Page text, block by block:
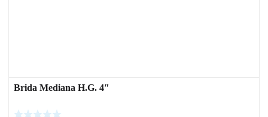
Brida Mediana H.G. 4″